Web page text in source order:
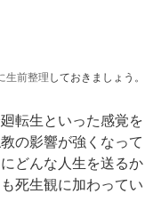
生前整理しておきましょう。
転生といった感覚を
の影響が強くなって
どんな人生を送るか
死生観に加わってい